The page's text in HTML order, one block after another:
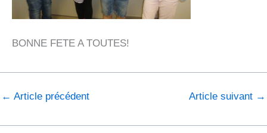
BONNE FETE A TOUTES!
← Article précédent Article suivant →